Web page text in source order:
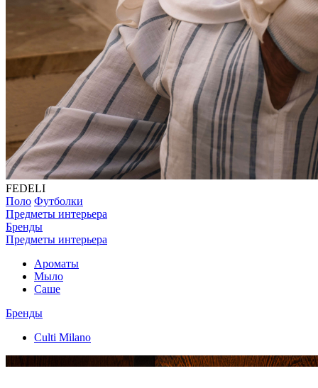
FEDELI
Поло Футболки
Предметы интерьера
Бренды
Предметы интерьера
Ароматы
Мыло
Саше
Бренды
Culti Milano